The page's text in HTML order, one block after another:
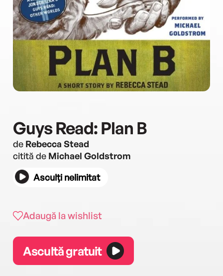
Guys Read: Plan B
de Rebecca Stead
citită de Michael Goldstrom
Asculți nelimitat
Adaugă la wishlist
Ascultă gratuit